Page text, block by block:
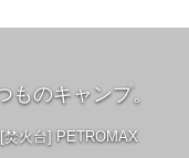
ものキャンプ。
[焚火台] PETROMAX